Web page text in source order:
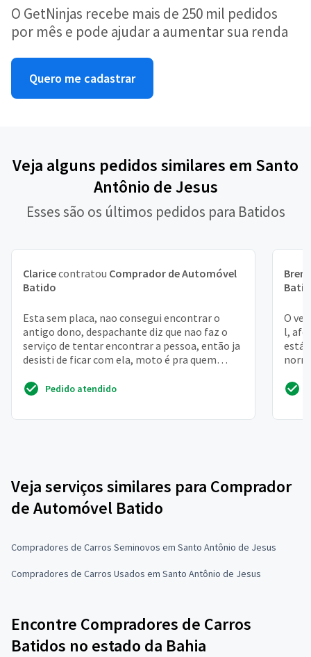
O GetNinjas recebe mais de 250 mil pedidos
por mês e pode ajudar a aumentar sua renda
Quero me cadastrar
Veja alguns pedidos similares em Santo
Antônio de Jesus
Esses são os últimos pedidos para Batidos
Claricecontratou Comprador de Automóvel
Batido
Esta sem placa, nao consegui encontrar o
antigo dono, despachante diz que nao faz o
serviço de tentar encontrar a pessoa, então ja
desisti de ficar com ela, moto é pra quem
Pedido atendido
O
l,
está
Veja serviços similares para Comprador
de Automóvel Batido
Compradores de Carros Seminovos em Santo Antônio de Jesus
Compradores de Carros Usados em Santo Antônio de Jesus
Encontre Compradores de Carros
Batidos no estado da Bahia